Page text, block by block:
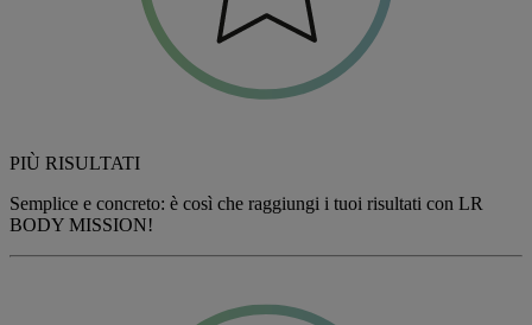
PIÙ RISULTATI
Semplice e concreto: è così che raggiungi i tuoi risultati con LR
BODY MISSION!